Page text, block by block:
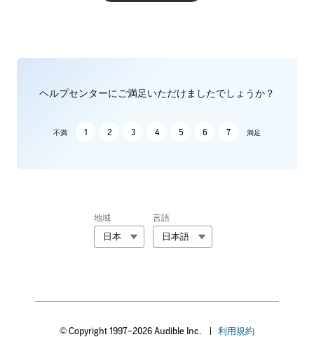
ヘルプセンターにご満足いただけましたでしょうか？
不満 1 2 3 4 5 6 7 満足
地域
日本
言語
日本語
© Copyright 1997–2026 Audible Inc. 利用規約